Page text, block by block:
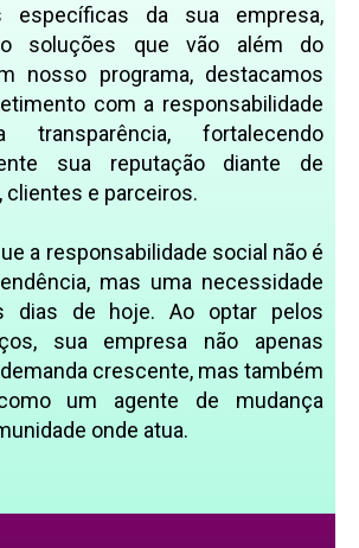
específicas da sua empresa,
soluções que vão além do
nosso programa, destacamos
com a responsabilidade
fortalecendo
sua reputação diante de
clientes e parceiros.
a responsabilidade social não é
mas uma necessidade
dias de hoje. Ao optar pelos
sua empresa não apenas
crescente, mas também
um agente de mudança
onde atua.